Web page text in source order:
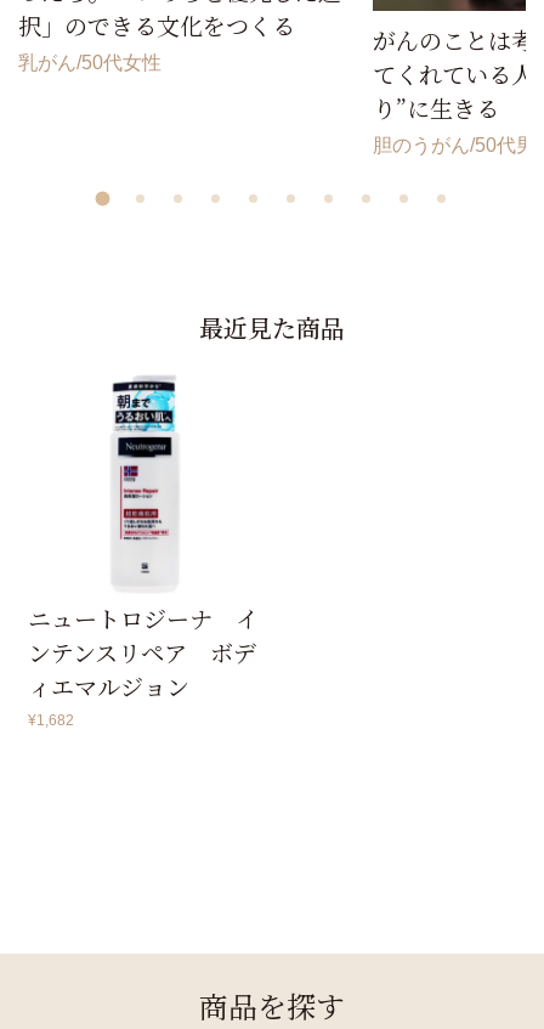
択」のできる文化をつくる
乳がん 50代女性
がんのことは
てくれている人
り”に生きる
胆のうがん 50代男
ニュートロジーナ イ
ンテンスリペア ボデ
ィエマルジョン
¥1,682
商品を探す